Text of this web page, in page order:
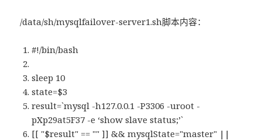
/data/sh/mysqlfailover-server1.sh脚本内容：
#!/bin/bash
sleep 10
state=$3
result=`mysql -h127.0.0.1 -P3306 -uroot -
pXp29at5F37 -e ‘show slave status;’`
[[ "$result" == "" ]] && mysqlState="master" ||